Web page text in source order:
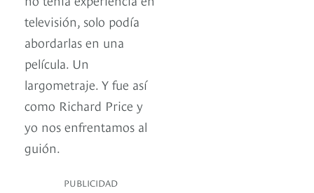
televisión, solo podía
abordarlas en una
película. Un
largometraje. Y fue así
como Richard Price y
yo nos enfrentamos al
guión.
PUBLICIDAD